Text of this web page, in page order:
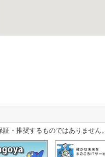
・推奨するものではありません。